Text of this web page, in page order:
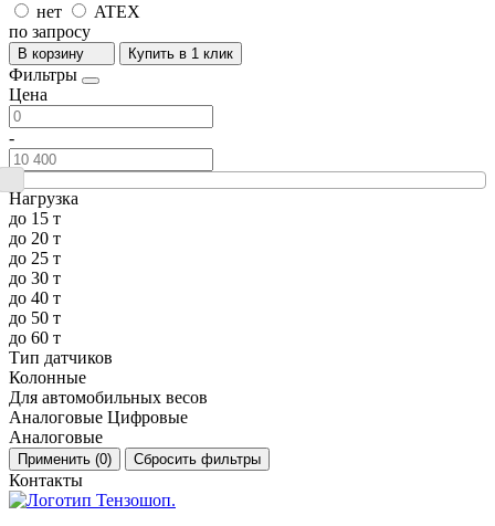
нет
ATEX
по запросу
В корзину Купить в 1 клик
Фильтры
Цена
-
Нагрузка
до 15 т
до 20 т
до 25 т
до 30 т
до 40 т
до 50 т
до 60 т
Тип датчиков
Колонные
Для автомобильных весов
Аналоговые Цифровые
Аналоговые
Применить (0) Сбросить фильтры
Контакты